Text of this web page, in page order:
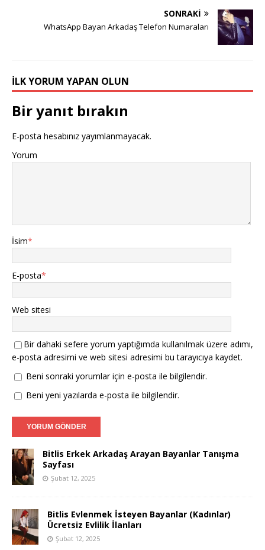
SONRAKI
WhatsApp Bayan Arkadaş Telefon Numaraları
İLK YORUM YAPAN OLUN
Bir yanıt bırakın
E-posta hesabınız yayımlanmayacak.
Yorum
İsim*
E-posta*
Web sitesi
Bir dahaki sefere yorum yaptığımda kullanılmak üzere adımı,
e-posta adresimi ve web sitesi adresimi bu tarayıcıya kaydet.
Beni sonraki yorumlar için e-posta ile bilgilendir.
Beni yeni yazılarda e-posta ile bilgilendir.
Bitlis Erkek Arkadaş Arayan Bayanlar Tanışma
Sayfası
Şubat 12, 2025
Bitlis Evlenmek İsteyen Bayanlar (Kadınlar)
Ücretsiz Evlilik İlanları
Şubat 12, 2025